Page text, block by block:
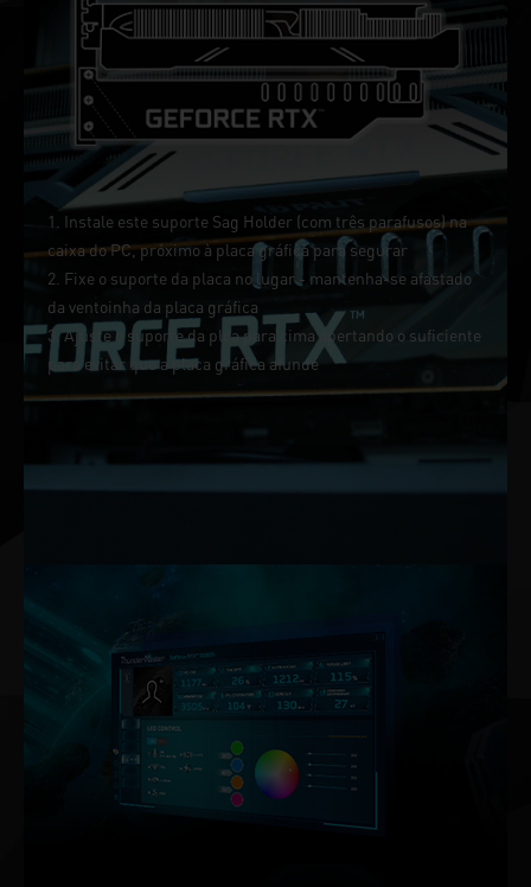
1. Instale este suporte Sag Holder (com três parafusos) na
caixa do PC, próximo à placa gráfica para segurar
2. Fixe o suporte da placa no lugar - mantenha-se afastado
da ventoinha da placa gráfica
3. Ajuste o suporte da plca para cima apertando o suficiente
para evitar que a placa gráfica afunde